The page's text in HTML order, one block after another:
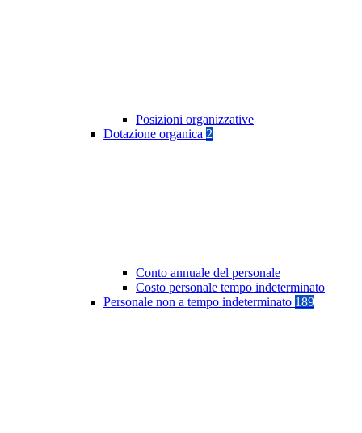
Posizioni organizzative
Dotazione organica 2
Conto annuale del personale
Costo personale tempo indeterminato
Personale non a tempo indeterminato 189